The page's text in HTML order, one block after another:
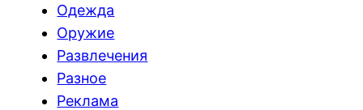
Одежда
Оружие
Развлечения
Разное
Реклама